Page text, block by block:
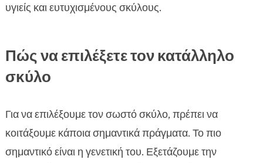
υγιείς και ευτυχισμένους σκύλους.
Πώς να επιλέξετε τον κατάλληλο
σκύλο
Για να επιλέξουμε τον σωστό σκύλο, πρέπει να
κοιτάξουμε κάποια σημαντικά πράγματα. Το πιο
σημαντικό είναι η γενετική του. Εξετάζουμε την